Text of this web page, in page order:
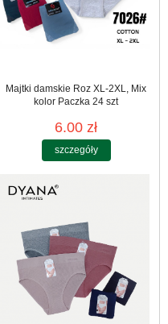
Majtki damskie Roz XL-2XL, Mix
kolor Paczka 24 szt
6.00 zł
szczegóły